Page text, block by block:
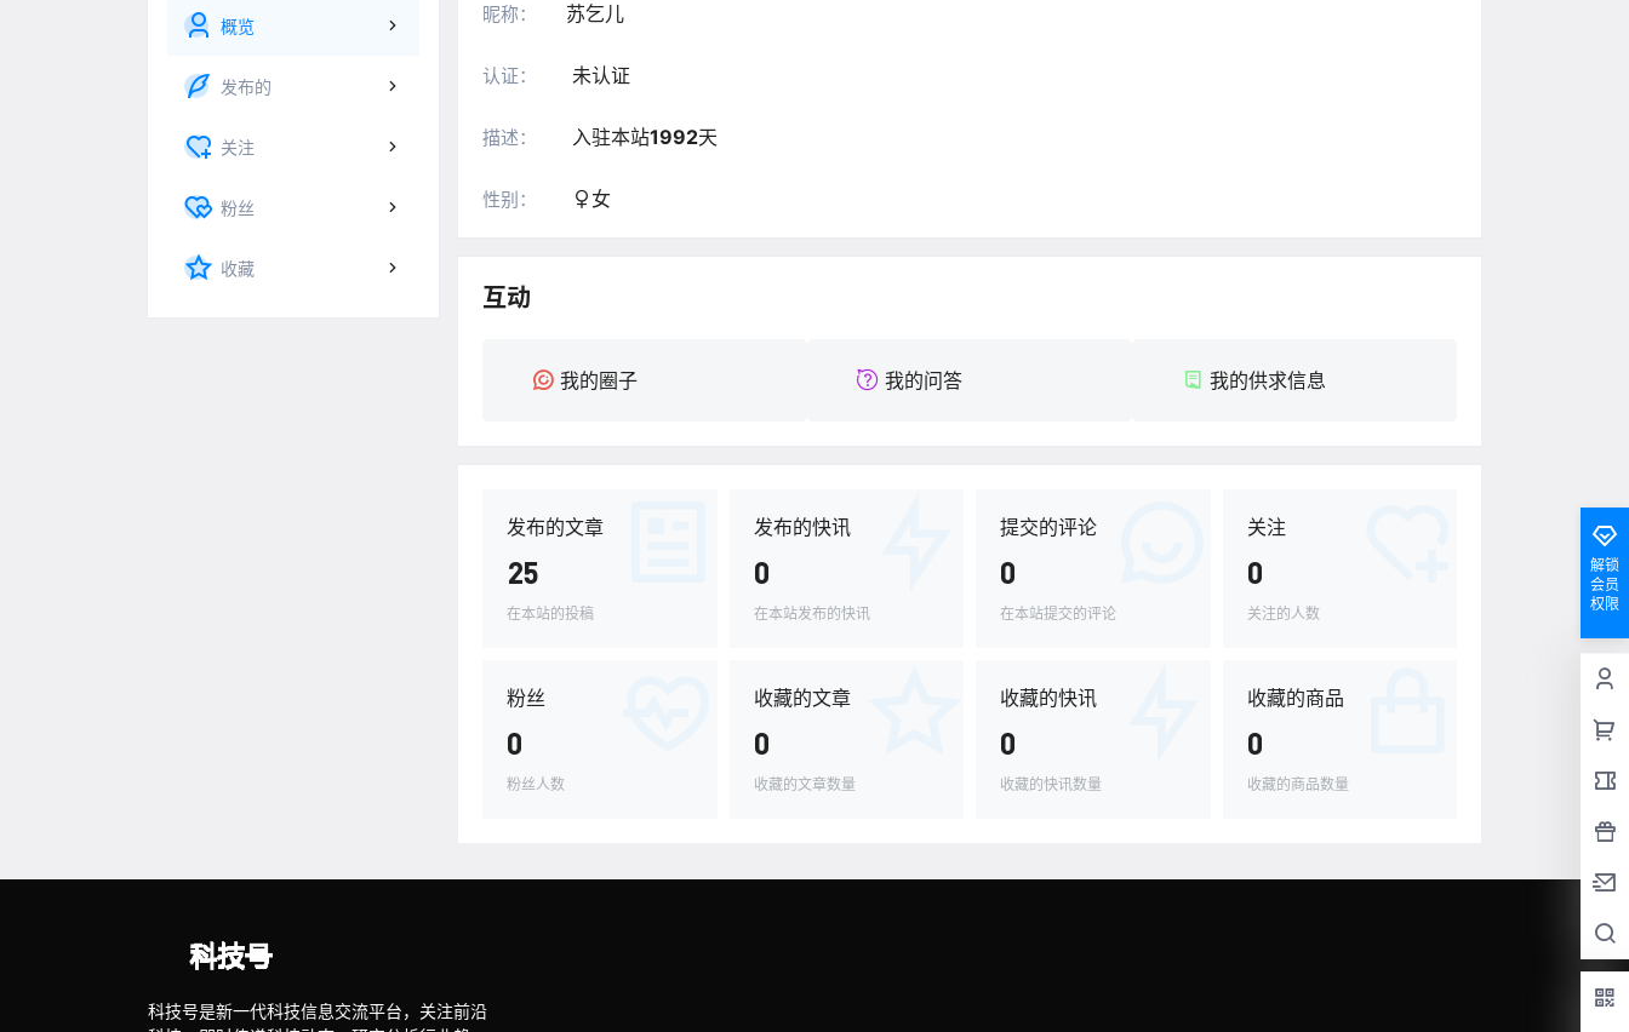
概览
发布的
关注
粉丝
收藏
昵称： 苏乞儿
认证： 未认证
描述： 入驻本站1992天
性别： 女
互动
我的圈子 我的问答 我的供求信息
发布的文章
25
在本站的投稿
发布的快讯
0
在本站发布的快讯
提交的评论
0
在本站提交的评论
关注
0
关注的人数
粉丝
0
粉丝人数
收藏的文章
0
收藏的文章数量
收藏的快讯
0
收藏的快讯数量
收藏的商品
0
收藏的商品数量
解锁
会员
权限
科技号是新一代科技信息交流平台，关注前沿